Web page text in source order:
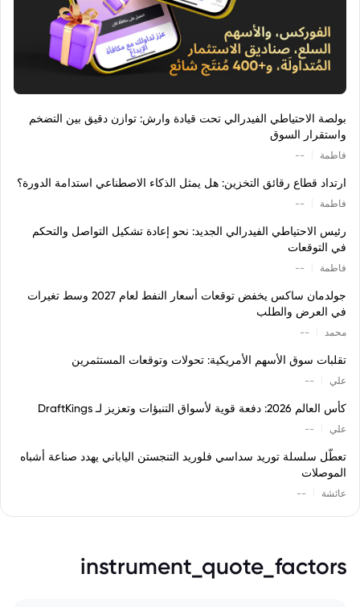
بولصة الاحتياطي الفيدرالي تحت قيادة وارش: توازن دقيق بين التضخم
واستقرار السوق
فاطمة --
ارتداد قطاع رقائق التخزين: هل يمثل الذكاء الاصطناعي استدامة الدورة؟
فاطمة --
رئيس الاحتياطي الفيدرالي الجديد: نحو إعادة تشكيل التواصل والتحكم
في التوقعات
فاطمة --
جولدمان ساكس يخفض توقعات أسعار النفط لعام 2027 وسط تغيرات
في العرض والطلب
محمد --
تقلبات سوق الأسهم الأمريكية: تحولات وتوقعات المستثمرين
علي --
كأس العالم 2026: دفعة قوية لأسواق التنبؤات وتعزيز لـ DraftKings
علي --
تعطّل سلسلة توريد سداسي فلوريد التنجستن الياباني يهدد صناعة أشباه
الموصلات
عائشة --
instrument_quote_factors